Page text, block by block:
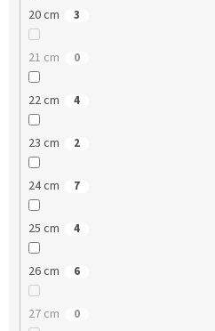
20 cm 3
21 cm 0
22 cm 4
23 cm 2
24 cm 7
25 cm 4
26 cm 6
27 cm 0